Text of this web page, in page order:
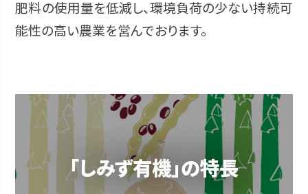
肥料の使用量を低減し、環境負荷の少ない持続可
能性の高い農業を営んでおります。
「しみず有機」の特長